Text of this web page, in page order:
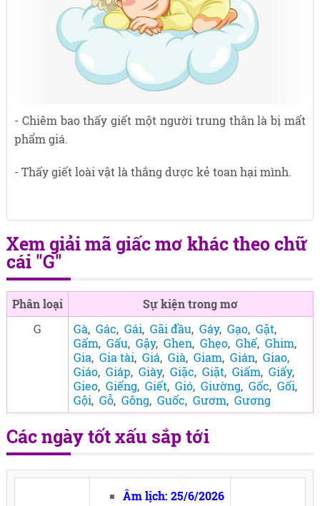
- Chiêm bao thấy giết một người trung thân là bị mất
phẩm giá.
- Thấy giết loài vật là thắng dược kẻ toan hại mình.
Xem giải mã giấc mơ khác theo chữ
cái "G"
Phân loại
Sự kiện trong mơ
G
Gà, Gác, Gái, Gãi đầu, Gáy, Gạo, Gặt,
Gấm, Gấu, Gậy, Ghen, Ghẹo, Ghế, Ghim,
Gia, Gia tài, Giá, Già, Giam, Gián, Giao,
Giáo, Giáp, Giày, Giặc, Giặt, Giấm, Giấy,
Gieo, Giếng, Giết, Gió, Giường, Gốc, Gối,
Gội, Gỗ, Gông, Guốc, Gươm, Gương
Các ngày tốt xấu sắp tới
Âm lịch: 25/6/2026